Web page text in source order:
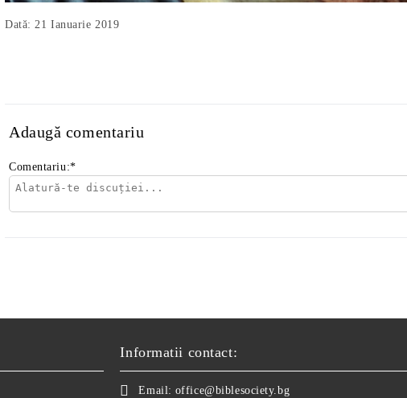
Dată: 21 Ianuarie 2019
Adaugă comentariu
Comentariu:*
Informatii contact:
Email: office@biblesociety.bg